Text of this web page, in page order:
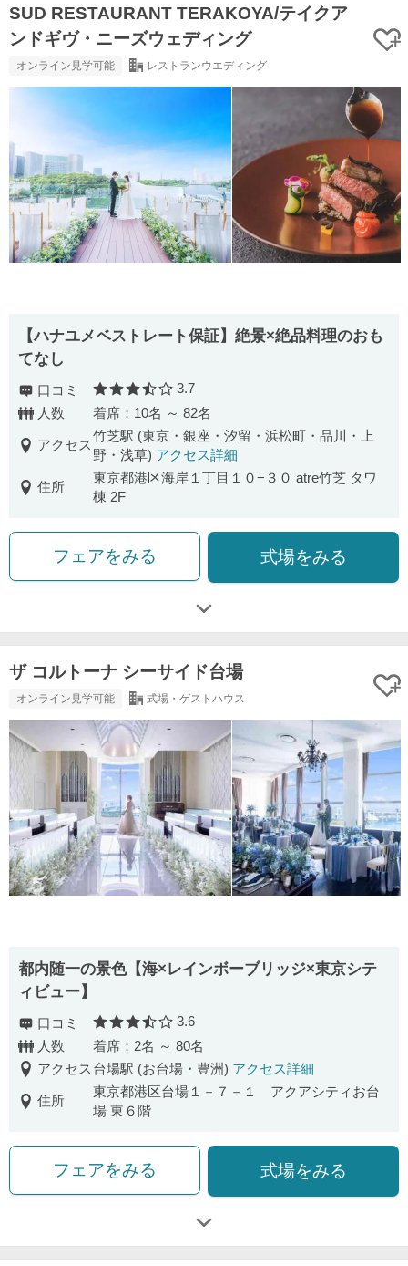
SUD RESTAURANT TERAKOYA/テイクア
ンドギヴ・ニーズウェディング
オンライン見学可能 レストランウエディング
【ハナユメベストレート保証】絶景×絶品料理のおも
てなし
口コミ 口コミ評価
3.7
人数
着席：10名 ～ 82名
アクセス
竹芝駅 (東京・銀座・汐留・浜松町・品川・上
野・浅草) アクセス詳細
住所
東京都港区海岸１丁目１０−３０ atre竹芝 タワ
棟 2F
フェアをみる 式場をみる
ザ コルトーナ シーサイド台場
オンライン見学可能 式場・ゲストハウス
都内随一の景色【海×レインボーブリッジ×東京シテ
ィビュー】
口コミ 口コミ評価
3.6
人数
着席：2名 ～ 80名
アクセス 台場駅 (お台場・豊洲) アクセス詳細
住所
東京都港区台場１－７－１ アクアシティお台
場 東６階
フェアをみる 式場をみる